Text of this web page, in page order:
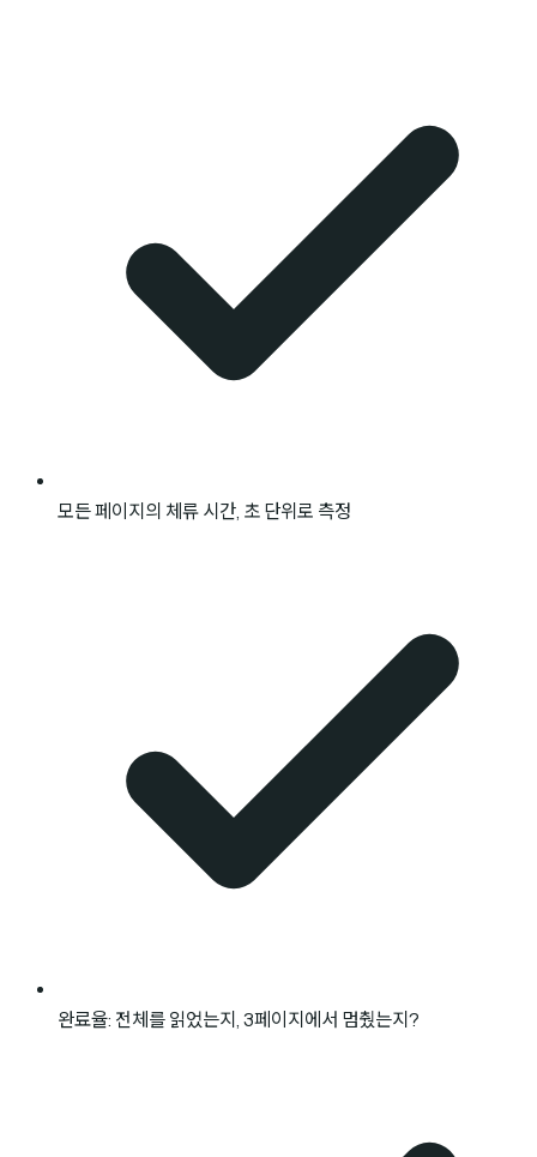
모든 페이지의 체류 시간, 초 단위로 측정
완료율: 전체를 읽었는지, 3페이지에서 멈췄는지?